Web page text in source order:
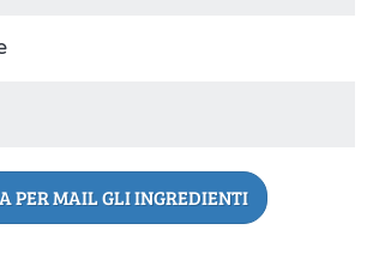
PER MAIL GLI INGREDIENTI